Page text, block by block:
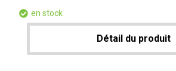
en stock
Détail du produit